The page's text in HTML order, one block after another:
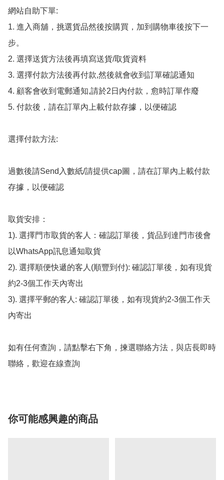
網站自助下單:
1. 進入商舖，挑選貨品然後按購買，加到購物車後按下一
步。
2. 選擇送貨方法後再填寫送貨/取貨資料
3. 選擇付款方法後再付款,然後就會收到訂單確認通知
4. 顧客會收到電郵通知,請於2日內付款，愈時訂單作廢
5. 付款後，請在訂單內上載付款存據，以便確認
選擇付款方法:
過數後請Send入數紙/請提供cap圖，請在訂單內上載付款
存據，以便確認
取貨安排：
1). 選擇門市取貨的客人：確認訂單後，貨品到達門市後會
以WhatsApp訊息通知取貨
2). 選擇順便快遞的客人(順豐到付): 確認訂單後，如有現貨
約2-3個工作天內寄出
3). 選擇平郵的客人: 確認訂單後，如有現貨約2-3個工作天
內寄出
如有任何查詢，請點擊右下角，揀選聯絡方法，與店長即時
聯絡，歡迎在線查詢
你可能感興趣的商品